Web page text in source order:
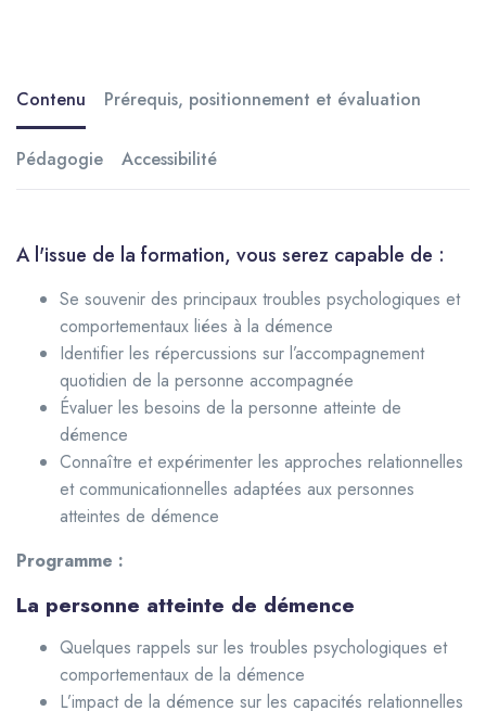
démence
Contenu Prérequis, positionnement et évaluation
Pédagogie Accessibilité
A l'issue de la formation, vous serez capable de :
Se souvenir des principaux troubles psychologiques et
comportementaux liées à la démence
Identifier les répercussions sur l’accompagnement
quotidien de la personne accompagnée
Évaluer les besoins de la personne atteinte de
démence
Connaître et expérimenter les approches relationnelles
et communicationnelles adaptées aux personnes
atteintes de démence
Programme :
La personne atteinte de démence
Quelques rappels sur les troubles psychologiques et
comportementaux de la démence
L’impact de la démence sur les capacités relationnelles